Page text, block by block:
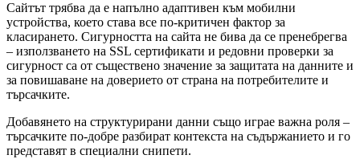
Сайтът трябва да е напълно адаптивен към мобилни
устройства, което става все по-критичен фактор за
класирането. Сигурността на сайта не бива да се пренебрегва
– използването на SSL сертификати и редовни проверки за
сигурност са от съществено значение за защитата на данните и
за повишаване на доверието от страна на потребителите и
търсачките.
Добавянето на структурирани данни също играе важна роля –
търсачките по-добре разбират контекста на съдържанието и го
представят в специални снипети.